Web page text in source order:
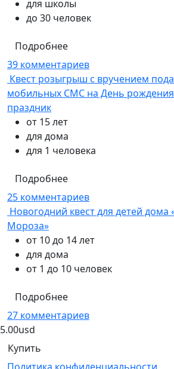
для школы
до 30 человек
Подробнее
39 комментариев
Квест розыгрыш с вручением
мобильных СМС на День рождения
праздник
от 15 лет
для дома
для 1 человека
Подробнее
25 комментариев
Новогодний квест для детей дома
Мороза»
от 10 до 14 лет
для дома
от 1 до 10 человек
Подробнее
27 комментариев
5.00usd
Купить